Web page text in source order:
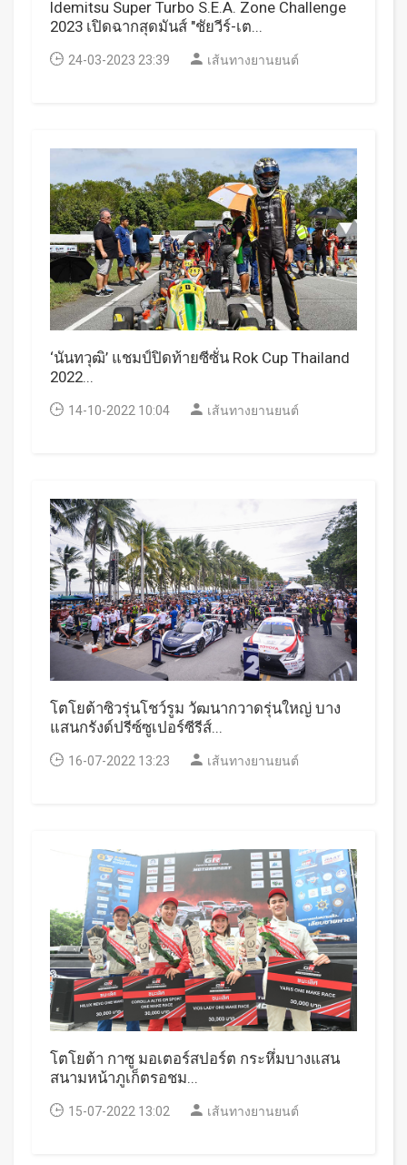
Idemitsu Super Turbo S.E.A. Zone Challenge
2023 เปิดฉากสุดมันส์ "ชัยวีร์-เต...
24-03-2023 23:39 เส้นทางยานยนต์
‘นันทวุฒิ’ แชมป์ปิดท้ายซีซั่น Rok Cup Thailand
2022...
14-10-2022 10:04 เส้นทางยานยนต์
โตโยต้าซิวรุ่นโชว์รูม วัฒนากวาดรุ่นใหญ่ บาง
แสนกรังด์ปรีซ์ซูเปอร์ซีรีส์...
16-07-2022 13:23 เส้นทางยานยนต์
โตโยต้า กาซู มอเตอร์สปอร์ต กระหึ่มบางแสน
สนามหน้าภูเก็ตรอชม...
15-07-2022 13:02 เส้นทางยานยนต์